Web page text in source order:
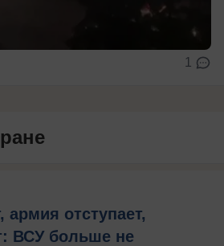
1
армия отступает,
ВСУ больше не